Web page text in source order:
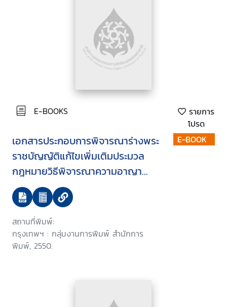
E-BOOKS
รายการ
โปรด
เอกสารประกอบการพิจารณาร่างพระ
ราชบัญญัติแก้ไขเพิ่มเติมประมวล
กฎหมายวิธีพิจารณาความอาญา
(ฉบับที่ ..) พ.ศ. ... บรรจุระเบียบวาระ
การประชุมสภานิติบัญญัติแห่งชาติ
ในคราวประชุมสภานิติบัญญัติแห่ง
ชาติ ครั้งที่ 5/2550 วันพุธที่ 24
มกราคม 2550
สถานที่พิมพ์:
กรุงเทพฯ : กลุ่มงานการพิมพ์ สำนักการ
พิมพ์, 2550.
E-BOOK